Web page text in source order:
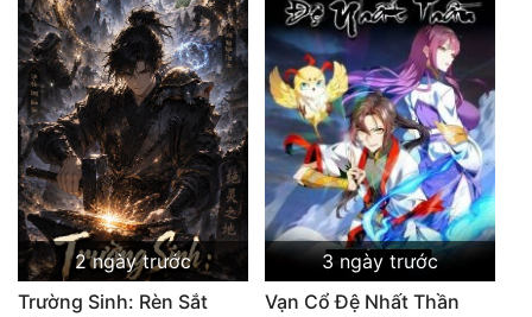
2 ngày trước
Trường Sinh: Rèn Sắt
3 ngày trước
Vạn Cổ Đệ Nhất Thần